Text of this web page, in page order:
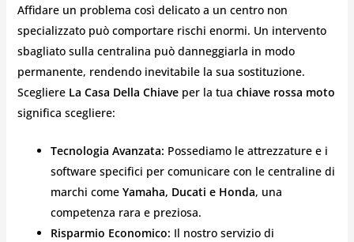
Affidare un problema così delicato a un centro non
specializzato può comportare rischi enormi. Un intervento
sbagliato sulla centralina può danneggiarla in modo
permanente, rendendo inevitabile la sua sostituzione.
Scegliere La Casa Della Chiaveper la tua chiave rossa moto
significa scegliere:
Tecnologia Avanzata: Possediamo le attrezzature e i
software specifici per comunicare con le centraline di
marchi come Yamaha, Ducati e Honda, una
competenza rara e preziosa.
Risparmio Economico: Il nostro servizio di